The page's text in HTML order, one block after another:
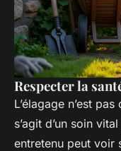
Respecter la
L’élagage n’est
s’agit d’un soin
entretenu peut voir